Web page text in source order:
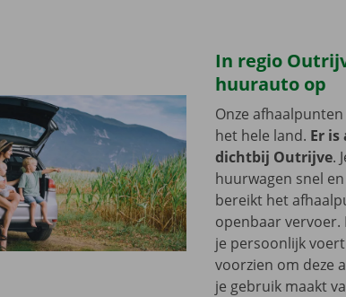
In regio
huurauto op
Onze
het hele land. Er
dichtbij Outrijve.
huurwagen snel
bereikt het
openbaar vervoer.
je persoonlijk
voorzien om deze
je gebruik maakt